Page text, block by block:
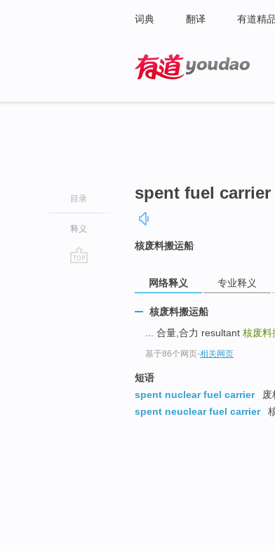
词典 翻译 有道精
目录
释义
spent fuel carrier
核废料搬运船
网络释义 专业释义
核废料搬运船
... 合量,合力 resultant 核废料
基于86个网页-相关网页
短语
spent nuclear fuel carrier
废
spent neuclear fuel carrier